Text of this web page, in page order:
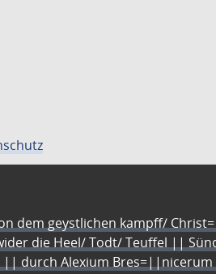
dem geystlichen kampff/
die Heel/ Todt/ Teuffel ||
|| durch Alexium